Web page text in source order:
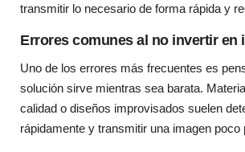
transmitir lo necesario de forma rápida y
Errores comunes al no invertir en
Uno de los errores más frecuentes es
solución sirve mientras sea barata.
calidad o diseños improvisados suelen
rápidamente y transmitir una imagen poco